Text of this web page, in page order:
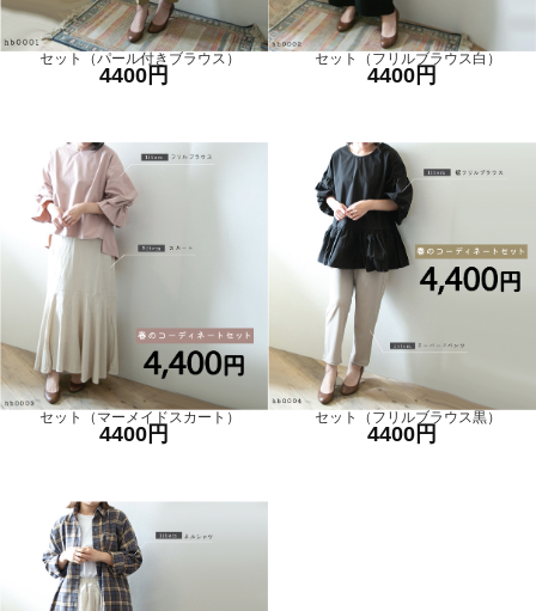
セット（パール付きブラウス）
4400円
セット（フリルブラウス白）
4400円
セット（マーメイドスカート）
4400円
セット（フリルブラウス黒）
4400円